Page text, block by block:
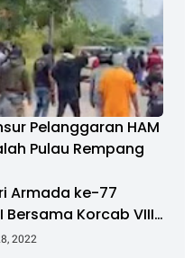
Pelanggaran HAM
Pulau Rempang
Armada ke-77
Bersama Korcab VIII
Bakti Sosial
2022